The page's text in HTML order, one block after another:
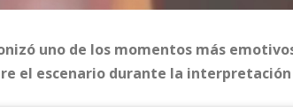
uno de los momentos más
el escenario durante la interpretación